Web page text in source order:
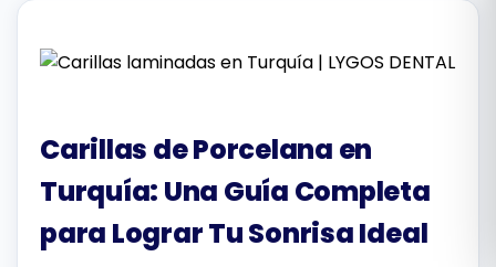
Русский
Carillas de Porcelana en
Turquía: Una Guía Completa
para Lograr Tu Sonrisa Ideal